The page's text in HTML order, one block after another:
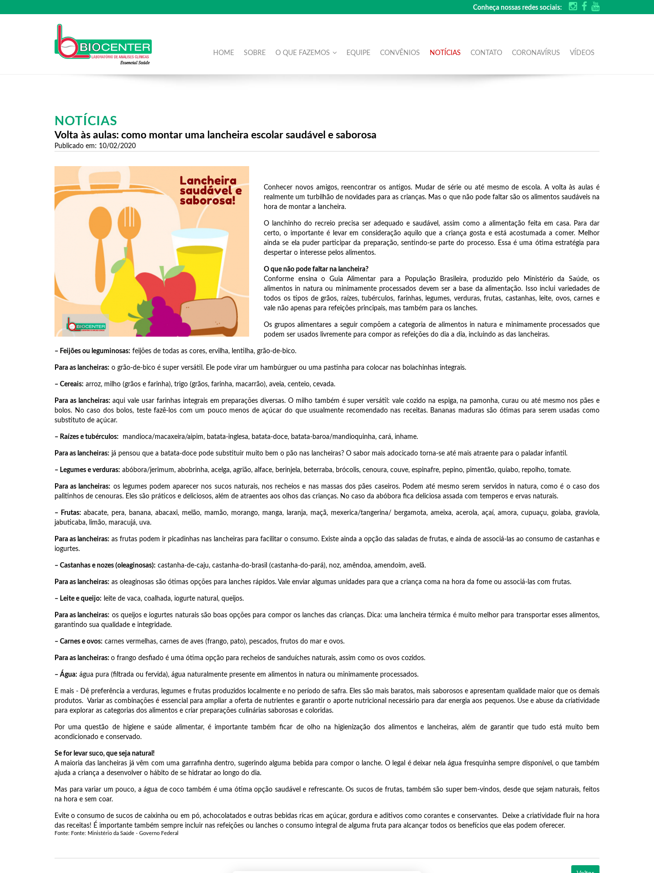
Conheça nossas redes sociais:
HOME SOBRE O QUE FAZEMOS EQUIPE CONVÊNIOS NOTÍCIAS CONTATO CORONAVÍRUS VÍDEOS
NOTÍCIAS
Volta às aulas: como montar uma lancheira escolar saudável e saborosa
Publicado em: 10/02/2020
Conhecer novos amigos, reencontrar os antigos. Mudar de série ou até mesmo de escola. A volta às aulas é
realmente um turbilhão de novidades para as crianças. Mas o que não pode faltar são os alimentos saudáveis na
hora de montar a lancheira.
O lanchinho do recreio precisa ser adequado e saudável, assim como a alimentação feita em casa. Para dar
certo, o importante é levar em consideração aquilo que a criança gosta e está acostumada a comer. Melhor
ainda se ela puder participar da preparação, sentindo-se parte do processo. Essa é uma ótima estratégia para
despertar o interesse pelos alimentos.
O que não pode faltar na lancheira?
Conforme ensina o Guia Alimentar para a População Brasileira, produzido pelo Ministério da Saúde, os
alimentos in natura ou minimamente processados devem ser a base da alimentação. Isso inclui variedades de
todos os tipos de grãos, raízes, tubérculos, farinhas, legumes, verduras, frutas, castanhas, leite, ovos, carnes e
vale não apenas para refeições principais, mas também para os lanches.
Os grupos alimentares a seguir compõem a categoria de alimentos in natura e minimamente processados que
podem ser usados livremente para compor as refeições do dia a dia, incluindo as das lancheiras.
– Feijões ou leguminosas: feijões de todas as cores, ervilha, lentilha, grão-de-bico.
Para as lancheiras: o grão-de-bico é super versátil. Ele pode virar um hambúrguer ou uma pastinha para colocar nas bolachinhas integrais.
– Cereais: arroz, milho (grãos e farinha), trigo (grãos, farinha, macarrão), aveia, centeio, cevada.
Para as lancheiras: aqui vale usar farinhas integrais em preparações diversas. O milho também é super versátil: vale cozido na espiga, na pamonha, curau ou até mesmo nos pães e
bolos. No caso dos bolos, teste fazê-los com um pouco menos de açúcar do que usualmente recomendado nas receitas. Bananas maduras são ótimas para serem usadas como
substituto de açúcar.
– Raízes e tubérculos: mandioca/macaxeira/aipim, batata-inglesa, batata-doce, batata-baroa/mandioquinha, cará, inhame.
Para as lancheiras: já pensou que a batata-doce pode substituir muito bem o pão nas lancheiras? O sabor mais adocicado torna-se até mais atraente para o paladar infantil.
– Legumes e verduras: abóbora/jerimum, abobrinha, acelga, agrião, alface, berinjela, beterraba, brócolis, cenoura, couve, espinafre, pepino, pimentão, quiabo, repolho, tomate.
Para as lancheiras: os legumes podem aparecer nos sucos naturais, nos recheios e nas massas dos pães caseiros. Podem até mesmo serem servidos in natura, como é o caso dos
palitinhos de cenouras. Eles são práticos e deliciosos, além de atraentes aos olhos das crianças. No caso da abóbora fica deliciosa assada com temperos e ervas naturais.
– Frutas: abacate, pera, banana, abacaxi, melão, mamão, morango, manga, laranja, maçã, mexerica/tangerina/ bergamota, ameixa, acerola, açaí, amora, cupuaçu, goiaba, graviola,
jabuticaba, limão, maracujá, uva.
Para as lancheiras: as frutas podem ir picadinhas nas lancheiras para facilitar o consumo. Existe ainda a opção das saladas de frutas, e ainda de associá-las ao consumo de castanhas e
iogurtes.
– Castanhas e nozes (oleaginosas): castanha-de-caju, castanha-do-brasil (castanha-do-pará), noz, amêndoa, amendoim, avelã.
Para as lancheiras: as oleaginosas são ótimas opções para lanches rápidos. Vale enviar algumas unidades para que a criança coma na hora da fome ou associá-las com frutas.
– Leite e queijo: leite de vaca, coalhada, iogurte natural, queijos.
Para as lancheiras: os queijos e iogurtes naturais são boas opções para compor os lanches das crianças. Dica: uma lancheira térmica é muito melhor para transportar esses alimentos,
garantindo sua qualidade e integridade.
– Carnes e ovos: carnes vermelhas, carnes de aves (frango, pato), pescados, frutos do mar e ovos.
Para as lancheiras: o frango desfiado é uma ótima opção para recheios de sanduíches naturais, assim como os ovos cozidos.
– Água: água pura (filtrada ou fervida), água naturalmente presente em alimentos in natura ou minimamente processados.
E mais - Dê preferência a verduras, legumes e frutas produzidos localmente e no período de safra. Eles são mais baratos, mais saborosos e apresentam qualidade maior que os demais
produtos. Variar as combinações é essencial para ampliar a oferta de nutrientes e garantir o aporte nutricional necessário para dar energia aos pequenos. Use e abuse da criatividade
para explorar as categorias dos alimentos e criar preparações culinárias saborosas e coloridas.
Por uma questão de higiene e saúde alimentar, é importante também ficar de olho na higienização dos alimentos e lancheiras, além de garantir que tudo está muito bem
acondicionado e conservado.
Se for levar suco, que seja natural!
A maioria das lancheiras já vêm com uma garrafinha dentro, sugerindo alguma bebida para compor o lanche. O legal é deixar nela água fresquinha sempre disponível, o que também
ajuda a criança a desenvolver o hábito de se hidratar ao longo do dia.
Mas para variar um pouco, a água de coco também é uma ótima opção saudável e refrescante. Os sucos de frutas, também são super bem-vindos, desde que sejam naturais, feitos
na hora e sem coar.
Evite o consumo de sucos de caixinha ou em pó, achocolatados e outras bebidas ricas em açúcar, gordura e aditivos como corantes e conservantes. Deixe a criatividade fluir na hora
das receitas! É importante também sempre incluir nas refeições ou lanches o consumo integral de alguma fruta para alcançar todos os benefícios que elas podem oferecer.
Fonte: Fonte: Ministério da Saúde - Governo Federal